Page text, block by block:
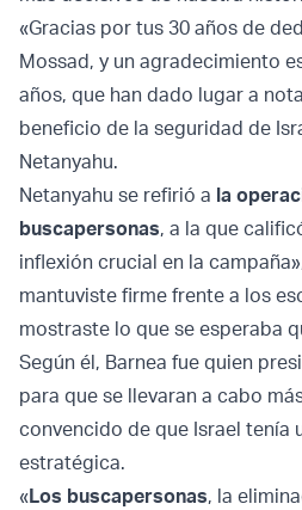
«Gracias por tus 30 años de
Mossad, y un agradecimiento
años, que han dado lugar a
beneficio de la seguridad de
Netanyahu.
Netanyahu se refirió a la
buscapersonas, a la que
inflexión crucial en la
mantuviste firme frente a los
mostraste lo que se esperaba
Según él, Barnea fue quien
para que se llevaran a cabo
convencido de que Israel tenía
estratégica.
«Los buscapersonas, la